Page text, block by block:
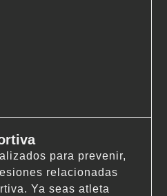
para prevenir,
relacionadas
Ya seas atleta